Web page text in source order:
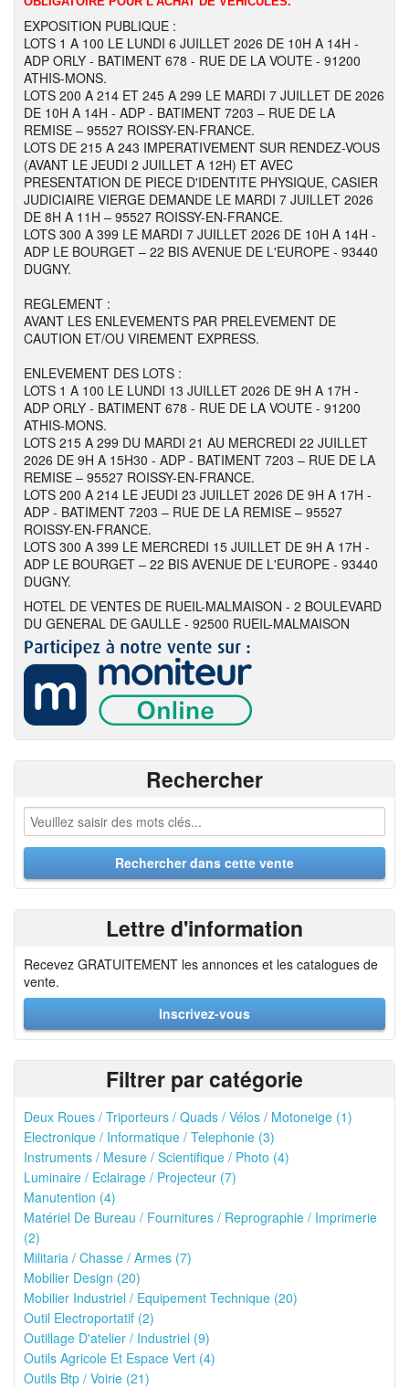
EXPOSITION PUBLIQUE :
LOTS 1 A 100 LE LUNDI 6 JUILLET 2026 DE 10H A 14H -
ADP ORLY - BATIMENT 678 - RUE DE LA VOUTE - 91200
ATHIS-MONS.
LOTS 200 A 214 ET 245 A 299 LE MARDI 7 JUILLET DE 2026
DE 10H A 14H - ADP - BATIMENT 7203 – RUE DE LA
REMISE – 95527 ROISSY-EN-FRANCE.
LOTS DE 215 A 243 IMPERATIVEMENT SUR RENDEZ-VOUS
(AVANT LE JEUDI 2 JUILLET A 12H) ET AVEC
PRESENTATION DE PIECE D'IDENTITE PHYSIQUE, CASIER
JUDICIAIRE VIERGE DEMANDE LE MARDI 7 JUILLET 2026
DE 8H A 11H – 95527 ROISSY-EN-FRANCE.
LOTS 300 A 399 LE MARDI 7 JUILLET 2026 DE 10H A 14H -
ADP LE BOURGET – 22 BIS AVENUE DE L'EUROPE - 93440
DUGNY.
REGLEMENT :
AVANT LES ENLEVEMENTS PAR PRELEVEMENT DE
CAUTION ET/OU VIREMENT EXPRESS.
ENLEVEMENT DES LOTS :
LOTS 1 A 100 LE LUNDI 13 JUILLET 2026 DE 9H A 17H -
ADP ORLY - BATIMENT 678 - RUE DE LA VOUTE - 91200
ATHIS-MONS.
LOTS 215 A 299 DU MARDI 21 AU MERCREDI 22 JUILLET
2026 DE 9H A 15H30 - ADP - BATIMENT 7203 – RUE DE LA
REMISE – 95527 ROISSY-EN-FRANCE.
LOTS 200 A 214 LE JEUDI 23 JUILLET 2026 DE 9H A 17H -
ADP - BATIMENT 7203 – RUE DE LA REMISE – 95527
ROISSY-EN-FRANCE.
LOTS 300 A 399 LE MERCREDI 15 JUILLET DE 9H A 17H -
ADP LE BOURGET – 22 BIS AVENUE DE L'EUROPE - 93440
DUGNY.
HOTEL DE VENTES DE RUEIL-MALMAISON - 2 BOULEVARD
DU GENERAL DE GAULLE - 92500 RUEIL-MALMAISON
Rechercher
Lettre d'information
Recevez GRATUITEMENT les annonces et les catalogues de
vente.
Inscrivez-vous
Filtrer par catégorie
Deux Roues / Triporteurs / Quads / Vélos / Motoneige (1)
Electronique / Informatique / Telephonie (3)
Instruments / Mesure / Scientifique / Photo (4)
Luminaire / Eclairage / Projecteur (7)
Manutention (4)
Matériel De Bureau / Fournitures / Reprographie / Imprimerie
(2)
Militaria / Chasse / Armes (7)
Mobilier Design (20)
Mobilier Industriel / Equipement Technique (20)
Outil Electroportatif (2)
Outillage D'atelier / Industriel (9)
Outils Agricole Et Espace Vert (4)
Outils Btp / Voirie (21)